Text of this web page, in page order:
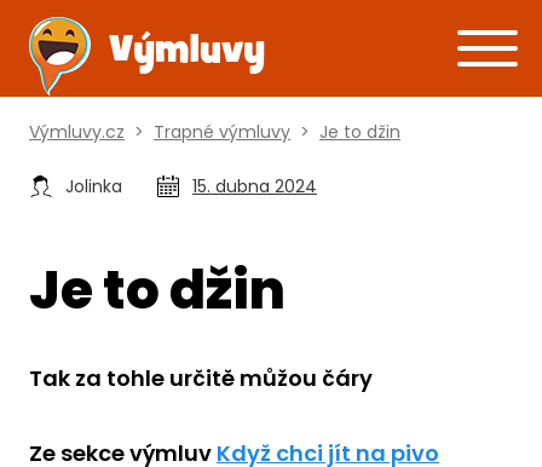
Výmluvy.cz > Trapné výmluvy > Je to džin
Jolinka 15. dubna 2024
Je to džin
Tak za tohle určitě můžou čáry
Ze sekce výmluv Když chci jít na pivo